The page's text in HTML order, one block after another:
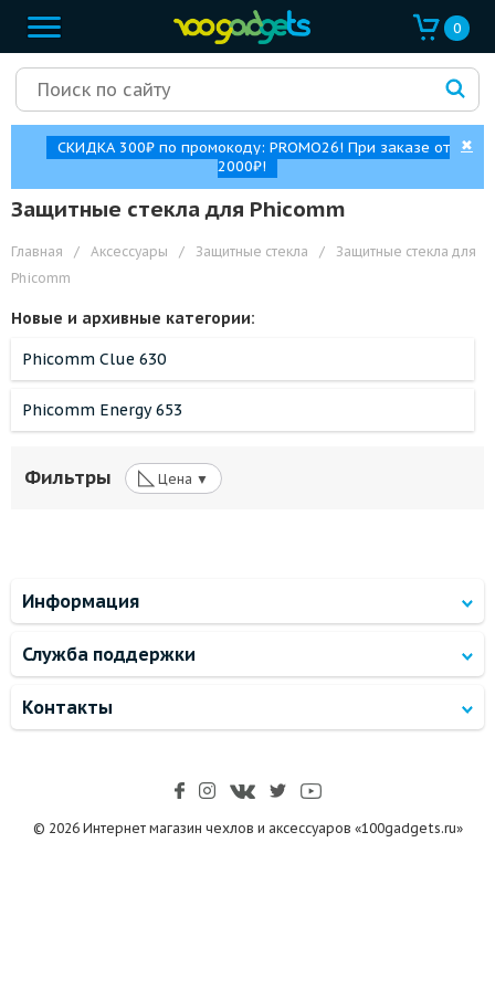
0
СКИДКА 300₽ по промокоду: PROMO26! При заказе от
2000₽!
✖
Защитные стекла для Phicomm
Главная / Аксессуары / Защитные стекла /
Защитные стекла для
Phicomm
Новые и архивные категории:
Phicomm Clue 630
Phicomm Energy 653
Фильтры ◺ Цена ▼
Информация
Служба поддержки
Контакты
© 2026 Интернет магазин чехлов и аксессуаров «100gadgets.ru»